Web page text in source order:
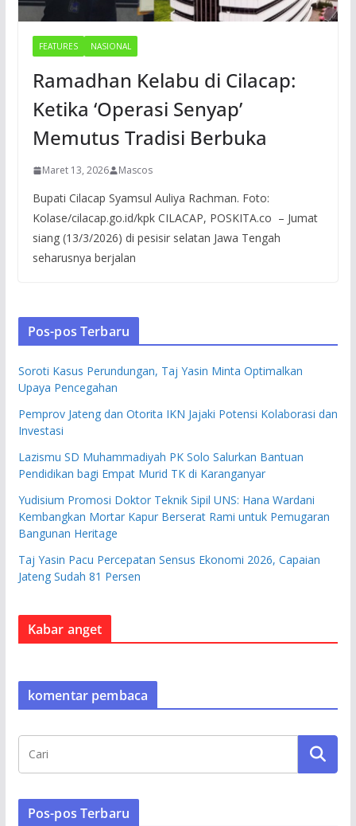
FEATURES NASIONAL
Ramadhan Kelabu di Cilacap:
Ketika ‘Operasi Senyap’
Memutus Tradisi Berbuka
Maret 13, 2026 Mascos
Bupati Cilacap Syamsul Auliya Rachman. Foto:
Kolase/cilacap.go.id/kpk CILACAP, POSKITA.co – Jumat
siang (13/3/2026) di pesisir selatan Jawa Tengah
seharusnya berjalan
Pos-pos Terbaru
Soroti Kasus Perundungan, Taj Yasin Minta Optimalkan
Upaya Pencegahan
Pemprov Jateng dan Otorita IKN Jajaki Potensi Kolaborasi dan
Investasi
Lazismu SD Muhammadiyah PK Solo Salurkan Bantuan
Pendidikan bagi Empat Murid TK di Karanganyar
Yudisium Promosi Doktor Teknik Sipil UNS: Hana Wardani
Kembangkan Mortar Kapur Berserat Rami untuk Pemugaran
Bangunan Heritage
Taj Yasin Pacu Percepatan Sensus Ekonomi 2026, Capaian
Jateng Sudah 81 Persen
Kabar anget
komentar pembaca
Pos-pos Terbaru